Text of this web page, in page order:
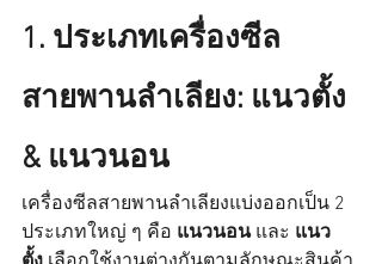
1. ประเภทเครื่องซีล
สายพานลำเลียง: แนวตั้ง
& แนวนอน
เครื่องซีลสายพานลำเลียงแบ่งออกเป็น 2
ประเภทใหญ่ ๆ คือ แนวนอน และ แนว